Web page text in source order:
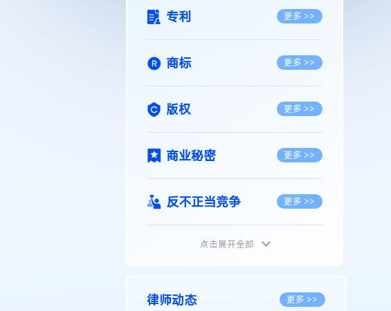
专利 更多 >>
商标 更多 >>
版权 更多 >>
商业秘密 更多 >>
反不正当竞争 更多 >>
植物新品种
地理标志 更多 >>
点击展开全部
律师动态 更多 >>